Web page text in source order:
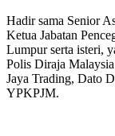
Hadir sama Senior
Ketua Jabatan
Lumpur serta isteri,
Polis Diraja
Jaya Trading, Dato
YPKPJM.